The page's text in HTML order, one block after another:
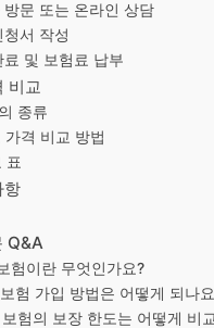
문 또는 온라인 상담
서 작성
및 보험료 납부
비교
종류
가격 비교 방법
표
항
Q&A
험이란 무엇인가요?
험 가입 방법은 어떻게 되나
험의 보장 한도는 어떻게 비